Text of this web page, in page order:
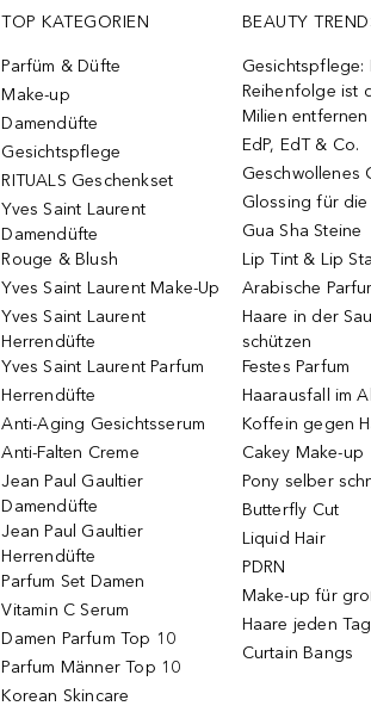
TOP KATEGORIEN
Parfüm & Düfte
Make-up
Damendüfte
Gesichtspflege
RITUALS Geschenkset
Yves Saint Laurent
Damendüfte
Rouge & Blush
Yves Saint Laurent Make-Up
Yves Saint Laurent
Herrendüfte
Yves Saint Laurent Parfum
Herrendüfte
Anti-Aging Gesichtsserum
Anti-Falten Creme
Jean Paul Gaultier
Damendüfte
Jean Paul Gaultier
Herrendüfte
Parfum Set Damen
Vitamin C Serum
Damen Parfum Top 10
Parfum Männer Top 10
Korean Skincare
BEAUTY
Gesichtspflege:
Reihenfolge ist
Milien entfernen
EdP, EdT & Co.
Geschwollenes
Glossing für die
Gua Sha Steine
Lip Tint & Lip
Arabische
Haare in der
schützen
Festes Parfum
Haarausfall im
Koffein gegen
Cakey Make-up
Pony selber
Butterfly Cut
Liquid Hair
PDRN
Make-up für
Haare jeden
Curtain Bangs